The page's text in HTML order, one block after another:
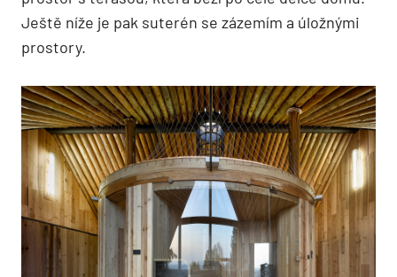
Ještě níže je pak suterén se zázemím a úložnými
prostory.